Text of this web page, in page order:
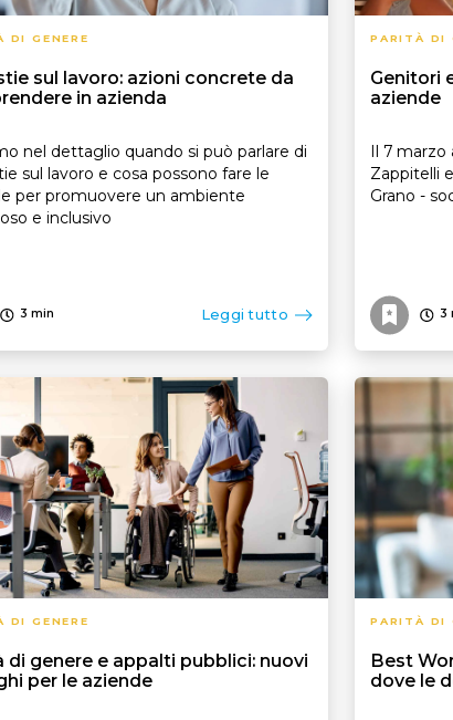
DI GENERE
sul lavoro: azioni concrete da
in azienda
nel dettaglio quando si può parlare di
sul lavoro e cosa possono fare le
per promuovere un ambiente
e inclusivo
3 min Leggi tutto
PARITÀ DI
Genitori
aziende
Il 7 marzo
Zappitelli
Grano -
3
DI GENERE
di genere e appalti pubblici: nuovi
per le aziende
PARITÀ DI
Best
dove le